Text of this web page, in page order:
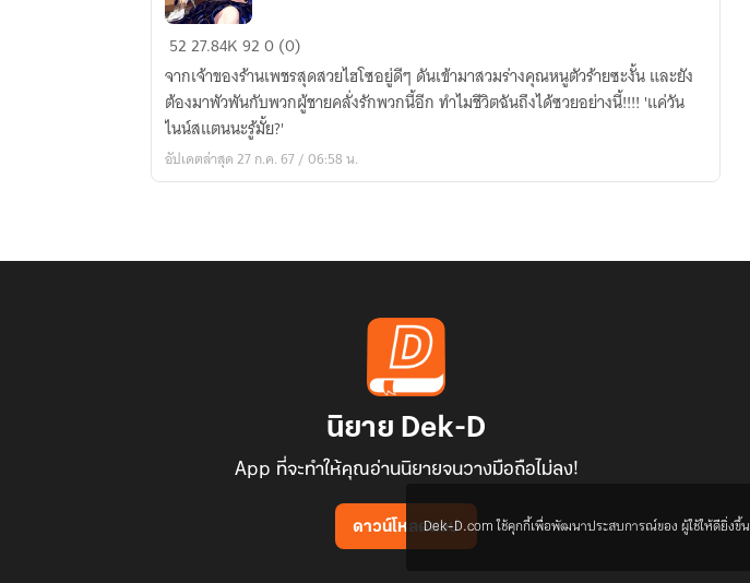
คุณ
คะ
หยุด
คลั่ง
รัก
5227.84K920 (0)
จากเจ้าของร้านเพชรสุดสวยไฮโซอยู่ดีๆ ดันเข้ามาสวมร่างคุณหนูตัวร้ายซะงั้น และยัง
ต้องมาพัวพันกับพวกผู้ชายคลั่งรักพวกนี้อีก ทำไมชีวิตฉันถึงได้ซวยอย่างนี้!!!! 'แค่วัน
ไนน์สแตนนะรู้มั้ย?'
อัปเดตล่าสุด 27 ก.ค. 67 / 06:58 น.
นิยาย Dek-D
App ที่จะทำให้คุณอ่านนิยายจนวางมือถือไม่ลง!
ดาวน์โหลดแอปDek-D.com ใช้คุกกี้เพื่อพัฒนาประสบการณ์ของ ผู้ใช้ให้ดียิ่งขึ้น